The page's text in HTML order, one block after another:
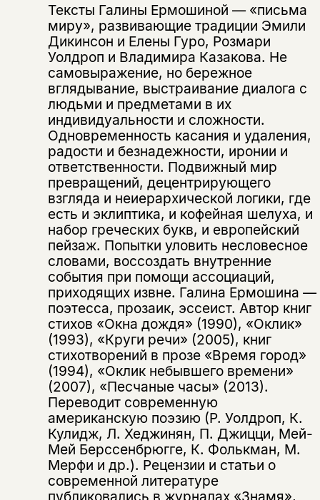
Тексты Галины Ермошиной — «письма
миру», развивающие традиции Эмили
Дикинсон и Елены Гуро, Розмари
Уолдроп и Владимира Казакова. Не
самовыражение, но бережное
вглядывание, выстраивание диалога с
людьми и предметами в их
индивидуальности и сложности.
Одновременность касания и удаления,
радости и безнадежности, иронии и
ответственности. Подвижный мир
превращений, децентрирующего
взгляда и неиерархической логики, где
есть и эклиптика, и кофейная шелуха, и
набор греческих букв, и европейский
пейзаж. Попытки уловить несловесное
словами, воссоздать внутренние
события при помощи ассоциаций,
приходящих извне. Галина Ермошина —
поэтесса, прозаик, эссеист. Автор книг
стихов «Окна дождя» (1990), «Оклик»
(1993), «Круги речи» (2005), книг
стихотворений в прозе «Время город»
(1994), «Оклик небывшего времени»
(2007), «Песчаные часы» (2013).
Переводит современную
американскую поэзию (Р. Уолдроп, К.
Кулидж, Л. Хеджинян, П. Джицци, Мей-
Мей Берссенбрюгге, К. Фолькман, М.
Мерфи и др.). Рецензии и статьи о
современной литературе
публиковались в журналах «Знамя»,
Подписка на рассылку
Раз в неделю мы отправляем рассылку
о книгах и событиях «НЛО».
За подписку дарим промокод на
скидку 15%
Этой книги временно
нет в продаже.
Вы можете подписаться на
уведомления, и при поступлении книги
на склад получить письмо на указанный
электронный адрес.
Эта книга